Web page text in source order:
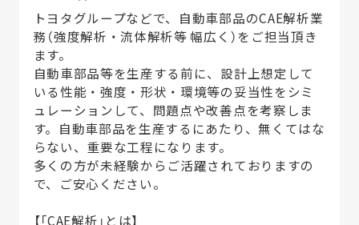
トヨタグループなどで、自動車部品のCAE解析業
務（強度解析・流体解析等 幅広く）をご担当頂き
ます。
自動車部品等を生産する前に、設計上想定して
いる性能・強度・形状・環境等の妥当性をシミ
ュレーションして、問題点や改善点を考察しま
す。自動車部品を生産するにあたり、無くてはな
らない、重要な工程になります。
多くの方が未経験からご活躍されておりますの
で、ご安心ください。
【「CAE解析」とは】